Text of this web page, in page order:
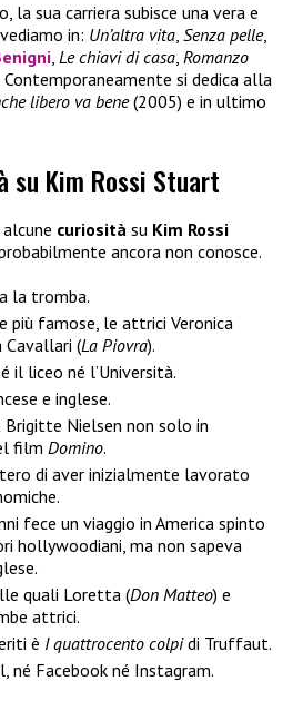
la sua carriera subisce una vera e
in: Un’altra vita, Senza pelle,
, Le chiavi di casa, Romanzo
Contemporaneamente si dedica alla
libero va bene(2005) e in ultimo
Kim Rossi Stuart
curiosità su Kim Rossi
ancora non conosce.
la tromba.
più famose, le attrici Veronica
Cavallari (La Piovra).
il liceo né l’Università.
e inglese.
Nielsen non solo in
film Domino.
di aver inizialmente lavorato
fece un viaggio in America spinto
hollywoodiani, ma non sapeva
quali Loretta (Don Matteo) e
attrici.
è I quattrocento colpidi Truffaut.
né Facebook né Instagram.